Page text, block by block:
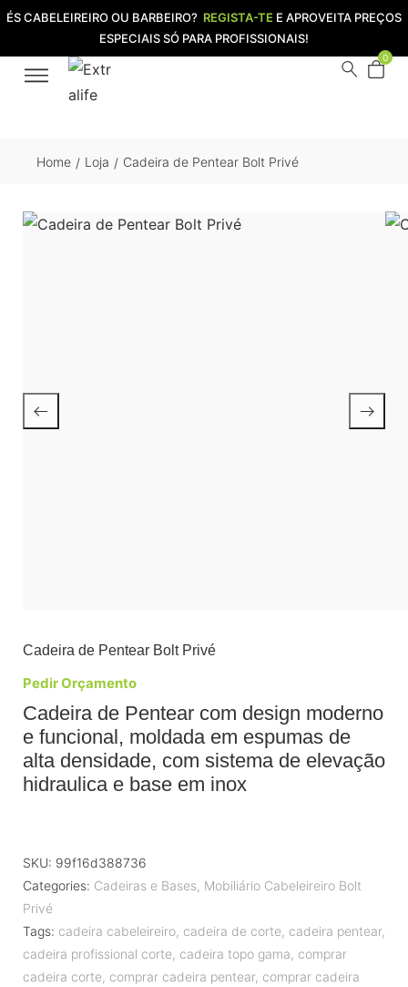
ÉS CABELEIREIRO OU BARBEIRO? REGISTA-TE E APROVEITA PREÇOS
ESPECIAIS SÓ PARA PROFISSIONAIS!
0
Home / Loja / Cadeira de Pentear Bolt Privé
Cadeira de Pentear Bolt Privé
Pedir Orçamento
Cadeira de Pentear com design moderno
e funcional, moldada em espumas de
alta densidade, com sistema de elevação
hidraulica e base em inox
SKU: 99f16d388736
Categories: Cadeiras e Bases, Mobiliário Cabeleireiro Bolt
Privé
Tags: cadeira cabeleireiro, cadeira de corte, cadeira pentear,
cadeira profissional corte, cadeira topo gama, comprar
cadeira corte, comprar cadeira pentear, comprar cadeira